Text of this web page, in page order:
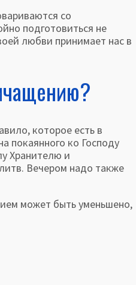
со
подготовиться не
любви принимает нас в
которое есть в
покаянного ко Господу
Хранителю и
Вечером надо также
может быть уменьшено,